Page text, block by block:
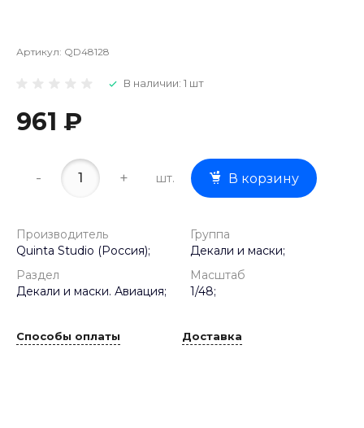
Артикул: QD48128
В наличии: 1 шт
961 ₽
- + шт. В корзину
Производитель
Quinta Studio (Россия);
Группа
Декали и маски;
Раздел
Декали и маски. Авиация;
Масштаб
1/48;
Способы оплаты Доставка